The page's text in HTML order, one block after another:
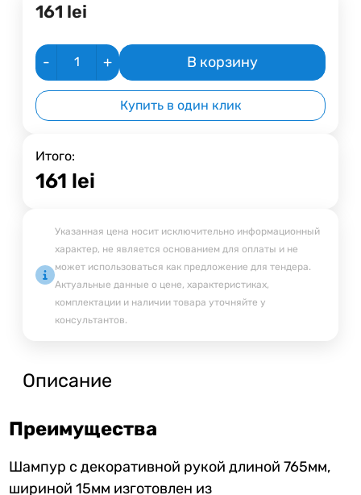
161 lei
- + В корзину
Купить в один клик
Итого:
161 lei
Указанная цена носит исключительно информационный
характер, не является основанием для оплаты и не
может использоваться как предложение для тендера.
Актуальные данные о цене, характеристиках,
комплектации и наличии товара уточняйте у
консультантов.
Описание
Преимущества
Шампур с декоративной рукой длиной 765мм,
шириной 15мм изготовлен из